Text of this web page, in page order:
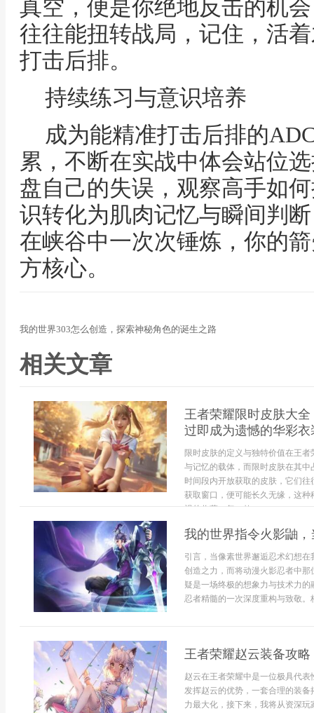
真空，便是你绝地反击的机
往往能扭转战局，记住，活
打击后排。
持续练习与意识培养
成为能精准打击后排的
累，不断在实战中体会站位
盘自己的失误，观察高手如
识转化为肌肉记忆与瞬间判
在峡谷中一次次锤炼，你的
方核心。
我的世界303怎么创造，探索神秘角色的诞生之路
相关文章
王者荣耀限时皮肤大
过即成为遗憾的华彩衣
限时皮肤的定义与独特价值在王
与记忆的载体，而限时皮肤在其
时间段内开放获取的皮肤，它们
获取窗口，便可能长久无缘，这
视的收藏，每一款...
我的世界指令火影鼬
引言，当像素世界邂逅忍术幻想
创造之力，而将动漫火影忍者中
疑是一场终极的想象力与技术力
忍者精髓的一次深度重构与致敬
王者荣耀赵云装备攻
赵云在王者荣耀中是一位极具代
发挥赵云的优势，一套合理的装
力最大化，接下来，我将从资深